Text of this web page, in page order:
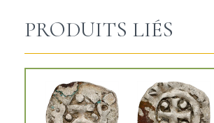
PRODUITS LIÉS